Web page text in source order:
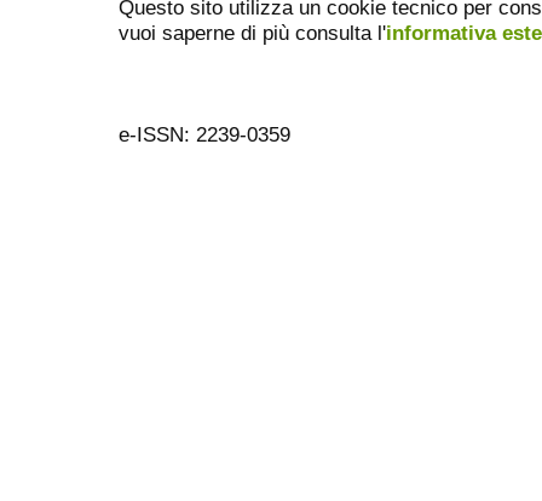
Questo sito utilizza un cookie tecnico per
vuoi saperne di più consulta l'informativa
e-ISSN: 2239-0359